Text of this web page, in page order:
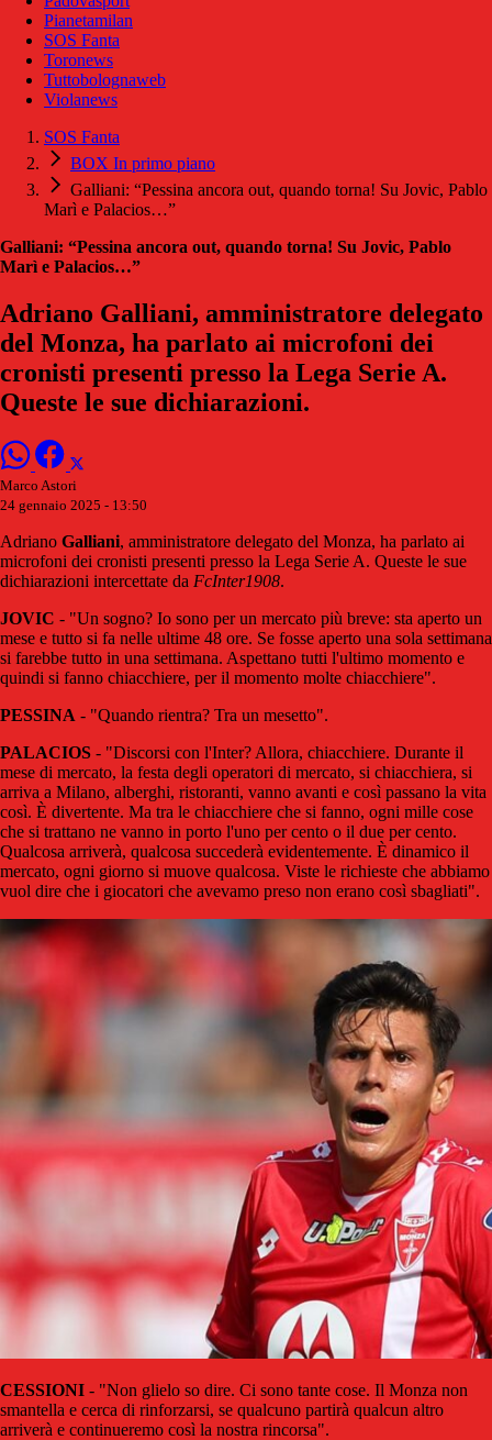
Pianetamilan
SOS Fanta
Toronews
Tuttobolognaweb
Violanews
SOS Fanta
BOX In primo piano
Galliani: “Pessina ancora out, quando torna! Su Jovic, Pablo
Marì e Palacios…”
Galliani: “Pessina ancora out, quando torna! Su Jovic, Pablo
Marì e Palacios…”
Adriano Galliani, amministratore delegato
del Monza, ha parlato ai microfoni dei
cronisti presenti presso la Lega Serie A.
Queste le sue dichiarazioni.
Marco Astori
24 gennaio 2025 - 13:50
Adriano Galliani, amministratore delegato del Monza, ha parlato ai
microfoni dei cronisti presenti presso la Lega Serie A. Queste le sue
dichiarazioni intercettate da FcInter1908.
JOVIC - "Un sogno? Io sono per un mercato più breve: sta aperto un
mese e tutto si fa nelle ultime 48 ore. Se fosse aperto una sola settimana
si farebbe tutto in una settimana. Aspettano tutti l'ultimo momento e
quindi si fanno chiacchiere, per il momento molte chiacchiere".
PESSINA - "Quando rientra? Tra un mesetto".
PALACIOS - "Discorsi con l'Inter? Allora, chiacchiere. Durante il
mese di mercato, la festa degli operatori di mercato, si chiacchiera, si
arriva a Milano, alberghi, ristoranti, vanno avanti e così passano la vita
così. È divertente. Ma tra le chiacchiere che si fanno, ogni mille cose
che si trattano ne vanno in porto l'uno per cento o il due per cento.
Qualcosa arriverà, qualcosa succederà evidentemente. È dinamico il
mercato, ogni giorno si muove qualcosa. Viste le richieste che abbiamo
vuol dire che i giocatori che avevamo preso non erano così sbagliati".
CESSIONI - "Non glielo so dire. Ci sono tante cose. Il Monza non
smantella e cerca di rinforzarsi, se qualcuno partirà qualcun altro
arriverà e continueremo così la nostra rincorsa".